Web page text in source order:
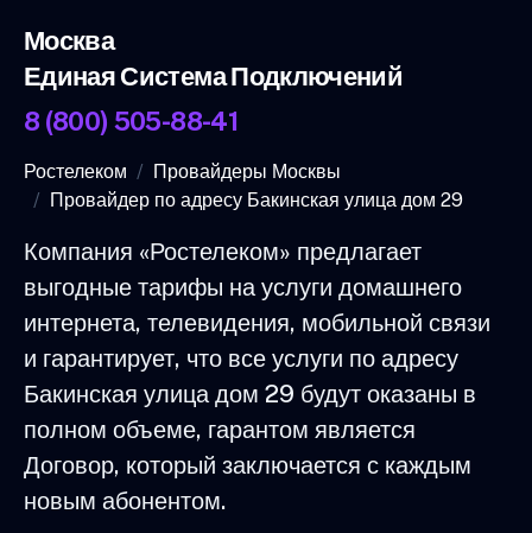
Москва
Единая Система Подключений
8 (800) 505-88-41
Ростелеком
Провайдеры Москвы
Провайдер по адресу Бакинская улица дом 29
Компания «Ростелеком» предлагает
выгодные тарифы на услуги домашнего
интернета, телевидения, мобильной связи
и гарантирует, что все услуги по адресу
Бакинская улица дом 29 будут оказаны в
полном объеме, гарантом является
Договор, который заключается с каждым
новым абонентом.